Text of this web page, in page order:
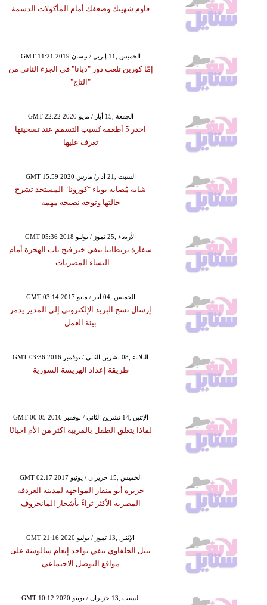
قاوم شهيتك وضعفك أمام المأكولات الدسمة
GMT 11:21 2019 الخميس ,11 إبريل / نيسان
إمّا كورين تلعب دور "ديانا" في الجزء الثاني من
"التاج"
GMT 22:22 2020 الجمعة ,15 أيار / مايو
احذر 5 أطعمة تُسبب التسمم عند تسخينها
تعرف عليها
GMT 15:59 2020 السبت ,21 آذار/ مارس
شابة مُصابة بوباء "كورونا" المستجد تشرح
حالتها وتوجه نصيحة مهمة
GMT 05:36 2018 الأربعاء ,25 تموز / يوليو
سفارة بريطانيا تنفي خبر فتح باب الهجرة أمام
النساء المصريات
GMT 03:14 2017 الخميس ,04 أيار / مايو
إرسال نسخ البريد الإلكتروني إلى المدير يدمر
بيئة العمل
GMT 03:36 2016 الثلاثاء ,08 تشرين الثاني / نوفمبر
طريقة إعداد الهريسة السورية
GMT 00:05 2016 الإثنين ,14 تشرين الثاني / نوفمبر
لماذا يتعلق الطفل بالمربية اكثر من الأم احيانًا
GMT 02:17 2017 الخميس ,15 حزيران / يونيو
جزيرة أبو منقار المواجهة لمدينة الغردقة
المصرية الأكثر ثراءً بأشجار المانجروف
GMT 21:16 2020 الإثنين ,13 تموز / يوليو
نبيل الحلفاوي ينفي تواجد إنعام سالوسة على
مواقع التوصل الاجتماعي
GMT 10:12 2020 السبت ,13 حزيران / يونيو